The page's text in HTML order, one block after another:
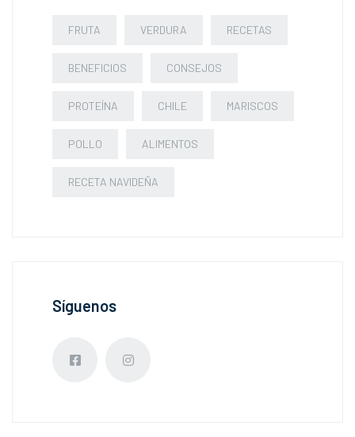
FRUTA VERDURA RECETAS
BENEFICIOS CONSEJOS
PROTEÍNA CHILE MARISCOS
POLLO ALIMENTOS
RECETA NAVIDEÑA
Síguenos